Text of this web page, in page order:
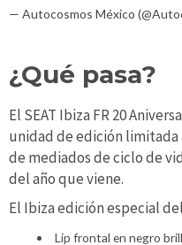
— Autocosmos México
¿Qué pasa?
El SEAT Ibiza FR 20
unidad de edición limitada
de mediados de ciclo de
del año que viene.
El Ibiza edición especial
Lip frontal en negro